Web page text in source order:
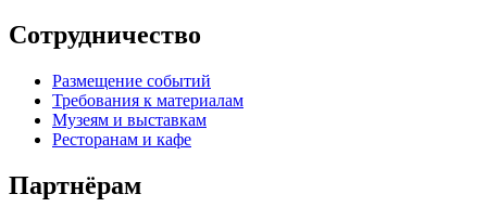
Сотрудничество
Размещение событий
Требования к материалам
Музеям и выставкам
Ресторанам и кафе
Партнёрам